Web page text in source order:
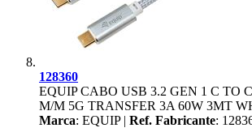
128360
EQUIP CABO USB 3.2 GEN 1 C TO
M/M 5G TRANSFER 3A 60W 3MT
Marca: EQUIP | Ref. Fabricante: